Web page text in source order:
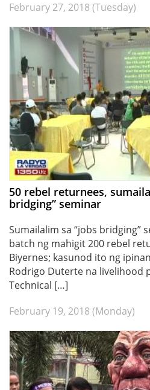
February 27, 2018 (Tuesday)
50 rebel returnees,
bridging” seminar
Sumailalim sa “jobs bridging”
batch ng mahigit 200 rebel
Biyernes; kasunod ito ng
Rodrigo Duterte na livelihood
Technical […]
February 19, 2018 (Monday)